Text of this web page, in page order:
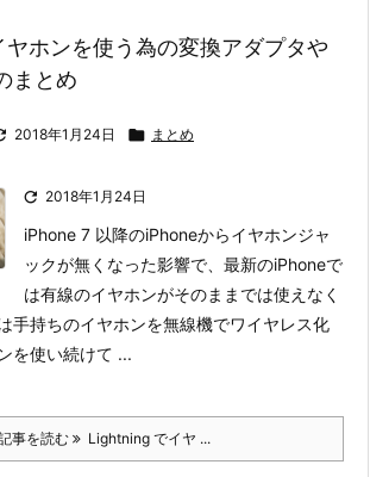
ホンを使う為の変換アダプタや
まとめ
2018年1月24日  まとめ
 2018年1月24日
iPhone 7 以降のiPhoneからイヤホンジャ
ックが無くなった影響で、最新のiPhoneで
は有線のイヤホンがそのままでは使えなく
手持ちのイヤホンを無線機でワイヤレス化
を使い続けて ...
事を読む Lightning でイヤ ...